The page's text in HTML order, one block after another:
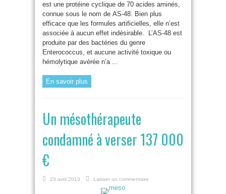
est une protéine cyclique de 70 acides aminés,
connue sous le nom de AS-48. Bien plus
efficace que les formules artificielles, elle n’est
associée à aucun effet indésirable. L’AS-48 est
produite par des bactéries du genre
Enterococcus, et aucune activité toxique ou
hémolytique avérée n’a ...
En savoir plus
Un mésothérapeute
condamné à verser 137 000
€
23 avril 2013 Laisser un commentaire